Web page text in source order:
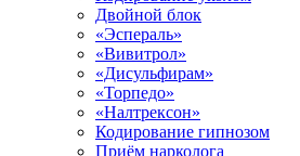
Двойной блок
«Эспераль»
«Вивитрол»
«Дисульфирам»
«Торпедо»
«Налтрексон»
Кодирование гипнозом
Приём нарколога